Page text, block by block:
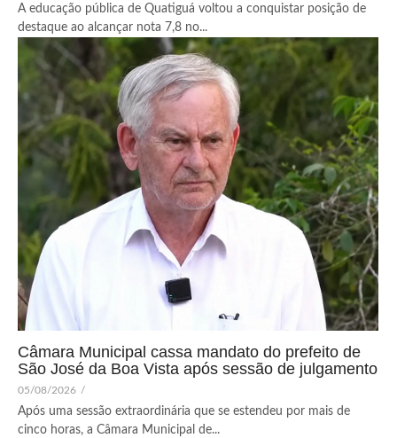
A educação pública de Quatiguá voltou a conquistar posição de
destaque ao alcançar nota 7,8 no...
Câmara Municipal cassa mandato do prefeito de
São José da Boa Vista após sessão de julgamento
05/08/2026 /
Após uma sessão extraordinária que se estendeu por mais de
cinco horas, a Câmara Municipal de...